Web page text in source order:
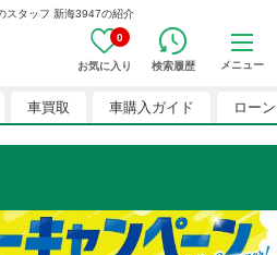
スタッフ 新海3947の紹介
0
お気に入り 検索履歴 メニュー
車買取 車購入ガイド ローン